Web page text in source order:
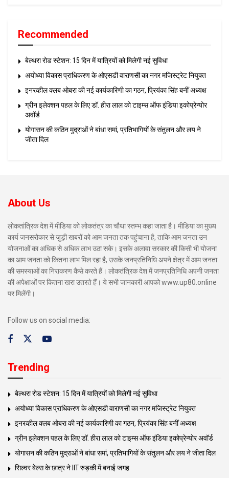
Recommended
बेल्थरा रोड स्टेशन: 15 दिन में यात्रियों को मिलेगी नई सुविधा
अयोध्या विकास प्राधिकरण के ओएसडी वाराणसी का नगर मजिस्ट्रेट नियुक्त
इनरव्हील क्लब ओबरा की नई कार्यकारिणी का गठन, प्रियंका सिंह बनीं अध्यक्ष
ग्रीन इलेक्शन पहल के लिए डॉ. हीरा लाल को टाइम्स ऑफ इंडिया इकोप्रेन्योर
अवॉर्ड
योगासन की कठिन मुद्राओं ने बांधा समां, प्रतिभागियों के संतुलन और लय ने
जीता दिल
About Us
लोकतांत्रिक देश में मीडिया को लोकतंत्र का चौथा स्तम्भ कहा जाता है। मीडिया का मुख्य
कार्य जनसरोकार से जुड़ी खबरों को आम जनता तक पहुंचाना है, ताकि आम जनता उन
योजनाओं का अधिक से अधिक लाभ उठा सके। इसके अलावा सरकार की किसी भी योजना
का आम जनता को कितना लाभ मिल रहा है, उसके जनप्रतिनिधि अपने क्षेत्र में आम जनता
की समस्याओं का निराकरण कैसे करते हैं। लोकतंत्रिक देश में जनप्रतिनिधि अपनी जनता
की अपेक्षाओं पर कितना खरा उतरते हैं। ये सभी जानकारी आपको www.up80.online
पर मिलेंगी।
Follow us on social media:
Trending
बेल्थरा रोड स्टेशन: 15 दिन में यात्रियों को मिलेगी नई सुविधा
अयोध्या विकास प्राधिकरण के ओएसडी वाराणसी का नगर मजिस्ट्रेट नियुक्त
इनरव्हील क्लब ओबरा की नई कार्यकारिणी का गठन, प्रियंका सिंह बनीं अध्यक्ष
ग्रीन इलेक्शन पहल के लिए डॉ. हीरा लाल को टाइम्स ऑफ इंडिया इकोप्रेन्योर अवॉर्ड
योगासन की कठिन मुद्राओं ने बांधा समां, प्रतिभागियों के संतुलन और लय ने जीता दिल
सिल्वर बेल्स के छात्र ने IIT रुड़की में बनाई जगह